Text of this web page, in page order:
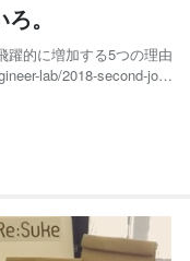
。
躍的に増加する5つの理由
lab/2018-second-job